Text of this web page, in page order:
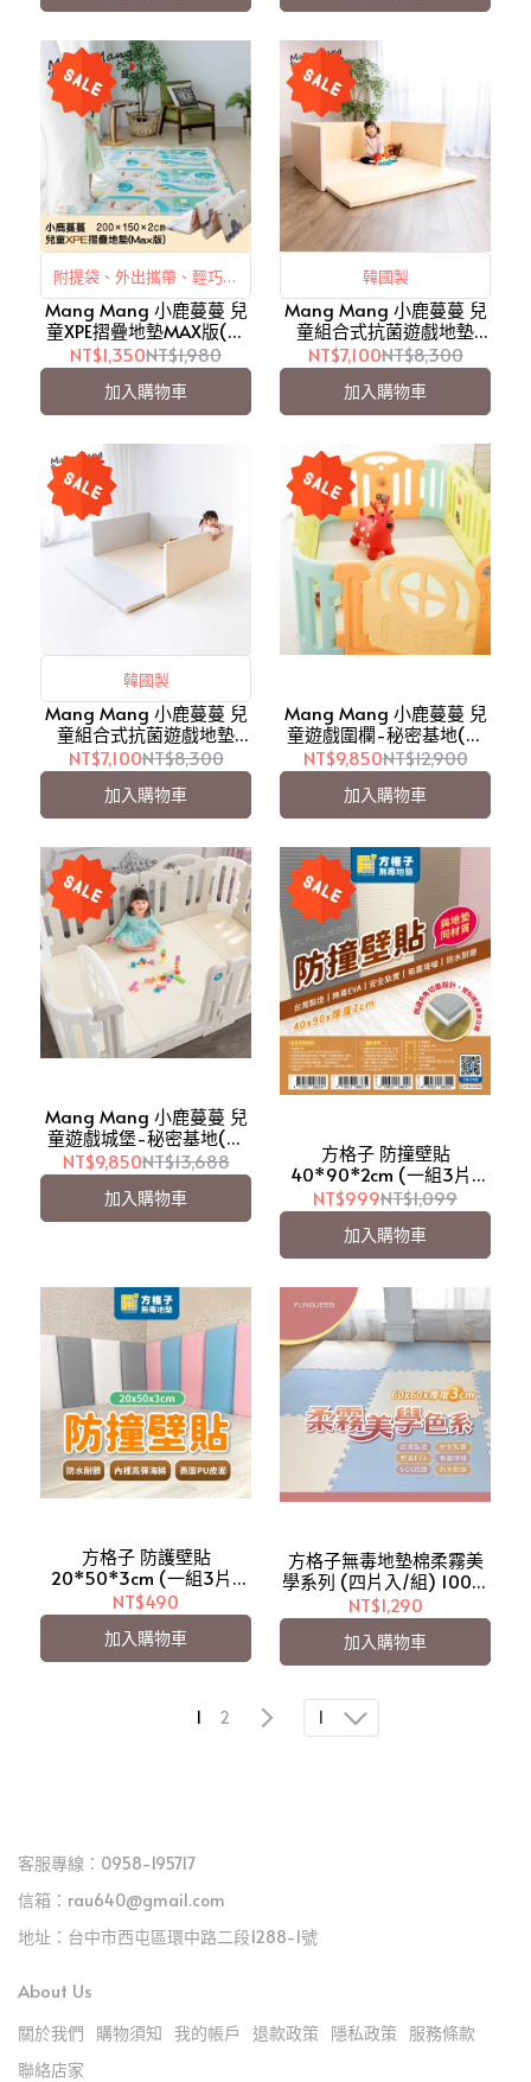
附提袋、外出攜帶、輕巧收
納
Mang Mang 小鹿蔓蔓 兒
童XPE摺疊地墊MAX版(開
心農場)/外出攜帶【愛吾
兒】
NT$1,350NT$1,980
加入購物車
韓國製
Mang Mang 小鹿蔓蔓 兒
童組合式抗菌遊戲地墊
PLUS (拿鐵城堡)【愛吾
兒】
NT$7,100NT$8,300
加入購物車
韓國製
Mang Mang 小鹿蔓蔓 兒
童組合式抗菌遊戲地墊
PLUS (灰白城堡)【愛吾
兒】
NT$7,100NT$8,300
加入購物車
Mang Mang 小鹿蔓蔓 兒
童遊戲圍欄-秘密基地(加
倍防護版-附專用抗菌地
墊)【愛吾兒】
NT$9,850NT$12,900
加入購物車
Mang Mang 小鹿蔓蔓 兒
童遊戲城堡-秘密基地(加
倍防護版-附專用抗菌地
墊) (灰白款)【愛吾兒】
NT$9,850NT$13,688
加入購物車
方格子 防撞壁貼
40*90*2cm (一組3片)
【愛吾兒】
NT$999NT$1,099
加入購物車
方格子 防護壁貼
20*50*3cm (一組3片)
【愛吾兒】
NT$490
加入購物車
方格子無毒地墊棉柔霧美
學系列 (四片入/組) 100%
台灣製造 三色可選 巧拼地
墊/爬行地墊/兒童遊戲地
墊/運動地墊/萬用墊/遊戲
地墊【愛吾兒】
NT$1,290
加入購物車
1 2 1
客服專線：0958-195717
信箱：rau640@gmail.com
地址：台中市西屯區環中路二段1288-1號
About Us
關於我們 購物須知 我的帳戶 退款政策 隱私政策 服務條款
聯絡店家